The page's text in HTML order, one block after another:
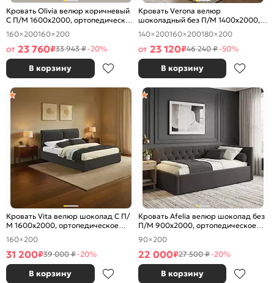
Кровать Olivia велюр коричневый
С П/М 1600x2000, ортопедическое
основание, изголовье мягкое
160×200160×200
от 23 760₽33 943 ₽-20%
В корзину
Кровать Verona велюр
шоколадный без П/М 1400x2000,
ортопедическое основание,
изголовье мягкое
140×200160×200180×200
от 23 120₽46 240 ₽-50%
В корзину
Кровать Vita велюр шоколад С П/
М 1600x2000, ортопедическое
основание, изголовье мягкое
160×200
31 200₽39 000 ₽-20%
В корзину
Кровать Afelia велюр шоколад без
П/М 900x2000, ортопедическое
основание, изголовье мягкое
90×200
22 000₽27 500 ₽-20%
В корзину